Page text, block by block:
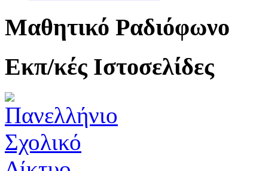
Μαθητικό Ραδιόφωνο
Εκπ/κές Ιστοσελίδες